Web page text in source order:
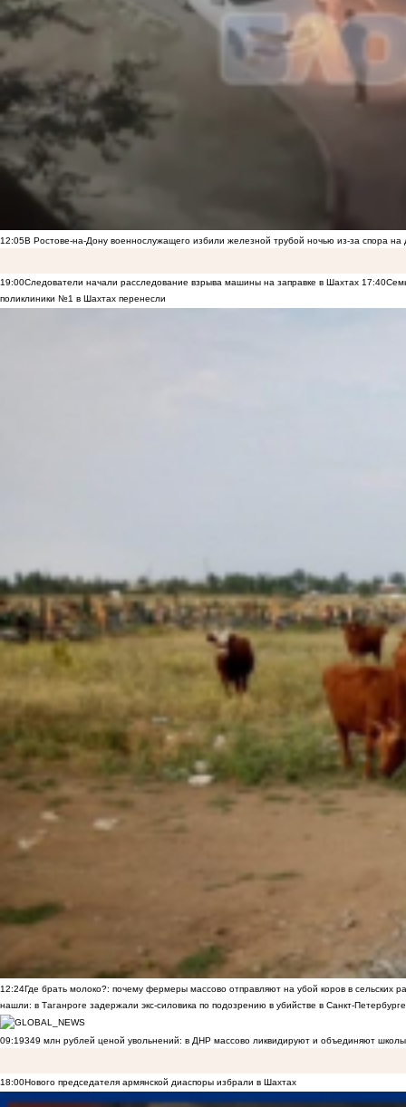
12:05В Ростове-на-Дону военнослужащего избили железной трубой ночью из-за спора на
19:00Следователи начали расследование взрыва машины на заправке в Шахтах 17:40
поликлиники №1 в Шахтах перенесли
12:24Где брать молоко?: почему фермеры массово отправляют на убой коров в сельских
нашли: в Таганроге задержали экс-силовика по подозрению в убийстве в Санкт-Петербурге
09:19349 млн рублей ценой увольнений: в ДНР массово ликвидируют и объединяют
18:00Нового председателя армянской диаспоры избрали в Шахтах